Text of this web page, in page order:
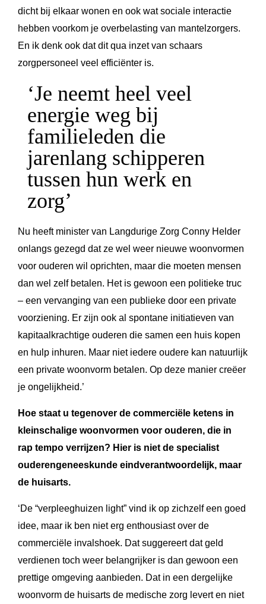
dicht bij elkaar wonen en ook wat sociale interactie
hebben voorkom je overbelasting van mantelzorgers.
En ik denk ook dat dit qua inzet van schaars
zorgpersoneel veel efficiënter is.
‘Je neemt heel veel
energie weg bij
familieleden die
jarenlang schipperen
tussen hun werk en
zorg’
Nu heeft minister van Langdurige Zorg Conny Helder
onlangs gezegd dat ze wel weer nieuwe woonvormen
voor ouderen wil oprichten, maar die moeten mensen
dan wel zelf betalen. Het is gewoon een politieke truc
– een vervanging van een publieke door een private
voorziening. Er zijn ook al spontane initiatieven van
kapitaalkrachtige ouderen die samen een huis kopen
en hulp inhuren. Maar niet iedere oudere kan natuurlijk
een private woonvorm betalen. Op deze manier creëer
je ongelijkheid.’
Hoe staat u tegenover de commerciële ketens in
kleinschalige woonvormen voor ouderen, die in
rap tempo verrijzen? Hier is niet de specialist
ouderengeneeskunde eindverantwoordelijk, maar
de huisarts.
‘De “verpleeghuizen light” vind ik op zichzelf een goed
idee, maar ik ben niet erg enthousiast over de
commerciële invalshoek. Dat suggereert dat geld
verdienen toch weer belangrijker is dan gewoon een
prettige omgeving aanbieden. Dat in een dergelijke
woonvorm de huisarts de medische zorg levert en niet